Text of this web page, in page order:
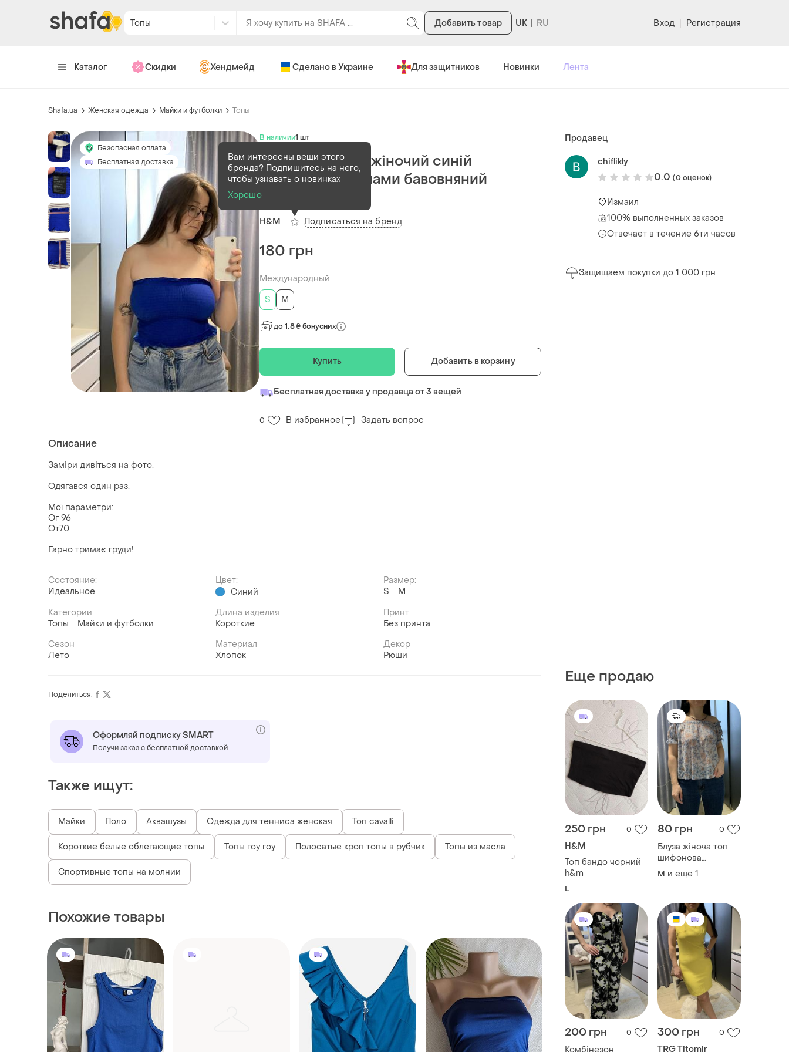
Топы Добавить товар UK Вход | Регистрация
Каталог Скидки Хендмейд Сделано в Украине Для защитников Новинки Лента
Shafa.ua Женская одежда Майки и футболки Топы
Безопасная оплата
Бесплатная доставка
В наличии1 шт
Топ бандо h&m жіночий синій
електрик з рюшами бавовняний
гофрований s
H&M
Вам интересны вещи этого
бренда? Подпишитесь на него,
чтобы узнавать о новинках
Хорошо
Подписаться на бренд
180 грн
Международный
S
M
до 1.8 ₴ бонусних
Купить Добавить в корзину
Бесплатная доставка у продавца от 3 вещей
0 В избранное Задать вопрос
Описание
Заміри дивіться на фото.
Одягався один раз.
Мої параметри:
Ог 96
От70
Гарно тримає груди!
Состояние:
Идеальное
Цвет:
Синий
Размер:
S
M
Категории:
Топы
Майки и футболки
Длина изделия
Короткие
Принт
Без принта
Сезон
Лето
Материал
Хлопок
Декор
Рюши
Продавец
chiflikly
0.0 (0 оценок)
Измаил
100% выполненных заказов
Отвечает в течение 6ти часов
Защищаем покупки до 1 000 грн
Еще продаю
250 грн 0
H&M
Топ бандо чорний
h&m
L
80 грн 0
Блуза жіноча топ
шифонова
напівпрозора легка
вілтнп з відкритими
з квітковим
принтом на плечі s
m
M и еще 1
200 грн 0 300 грн 0
TRG Titomir
Поделиться:
Оформляй подписку SMART
Получи заказ с бесплатной доставкой
Также ищут:
Майки Поло Аквашузы Одежда для тенниса женская Топ cavalli
Короткие белые облегающие топы Топы гоу гоу Полосатые кроп топы в рубчик Топы из масла
Спортивные топы на молнии
Похожие товары